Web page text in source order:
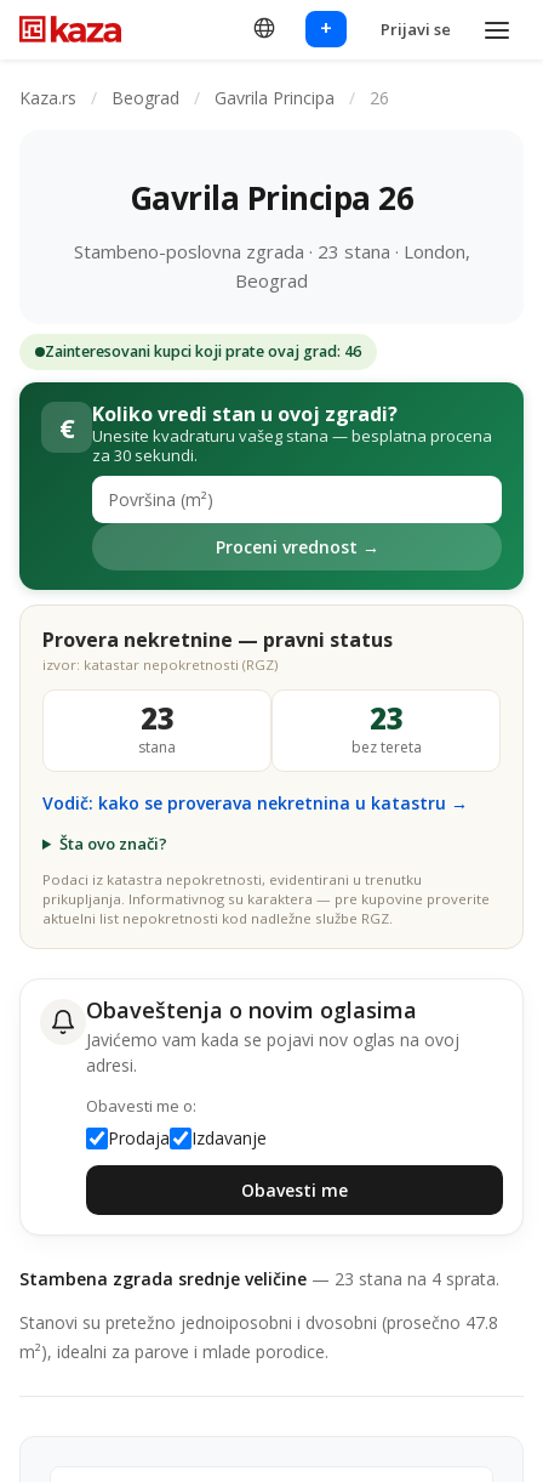
+ Prijavi se
Kaza.rs / Beograd / Gavrila Principa / 26
Gavrila Principa 26
Stambeno-poslovna zgrada · 23 stana · London,
Beograd
Zainteresovani kupci koji prate ovaj grad: 46
€ Koliko vredi stan u ovoj zgradi?
Unesite kvadraturu vašeg stana — besplatna procena
za 30 sekundi.
Proceni vrednost →
Provera nekretnine — pravni status
izvor: katastar nepokretnosti (RGZ)
23
stana
23
bez tereta
Vodič: kako se proverava nekretnina u katastru →
Šta ovo znači?
Podaci iz katastra nepokretnosti, evidentirani u trenutku
prikupljanja. Informativnog su karaktera — pre kupovine proverite
aktuelni list nepokretnosti kod nadležne službe RGZ.
Obaveštenja o novim oglasima
Javićemo vam kada se pojavi nov oglas na ovoj
adresi.
Obavesti me o:
Prodaja Izdavanje
Obavesti me
Stambena zgrada srednje veličine — 23 stana na 4 sprata.
Stanovi su pretežno jednoiposobni i dvosobni (prosečno 47.8
m²), idealni za parove i mlade porodice.